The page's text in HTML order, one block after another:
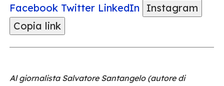
Facebook Twitter LinkedIn
Instagram
Copia link
Al giornalista Salvatore Santangelo (autore di